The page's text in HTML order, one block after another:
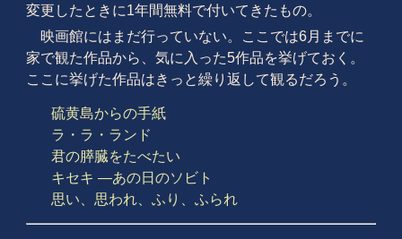
変更したときに1年間無料で付いてきたもの。
映画館にはまだ行っていない。ここでは6月までに
家で観た作品から、気に入った5作品を挙げておく。
ここに挙げた作品はきっと繰り返して観るだろう。
硫黄島からの手紙
ラ・ラ・ランド
君の膵臓をたべたい
キセキ ―あの日のソビト
思い、思われ、ふり、ふられ